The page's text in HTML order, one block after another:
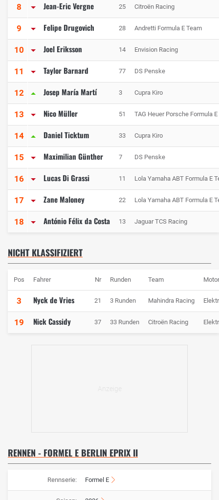
8 Jean-Eric Vergne 25 Citroën Racing
9 Felipe Drugovich 28 Andretti Formula E Team
10 Joel Eriksson 14 Envision Racing
11 Taylor Barnard 77 DS Penske
12 Josep María Martí 3 Cupra Kiro
13 Nico Müller 51 TAG Heuer Porsche Formula
14 Daniel Ticktum 33 Cupra Kiro
15 Maximilian Günther 7 DS Penske
16 Lucas Di Grassi 11 Lola Yamaha ABT Formula E
17 Zane Maloney 22 Lola Yamaha ABT Formula E
18 António Félix da Costa 13 Jaguar TCS Racing
NICHT KLASSIFIZIERT
Pos Fahrer Nr Runden Team Motor
3 Nyck de Vries 21 3 Runden Mahindra Racing
19 Nick Cassidy 37 33 Runden Citroën Racing
RENNEN - FORMEL E BERLIN EPRIX II
Rennserie: Formel E